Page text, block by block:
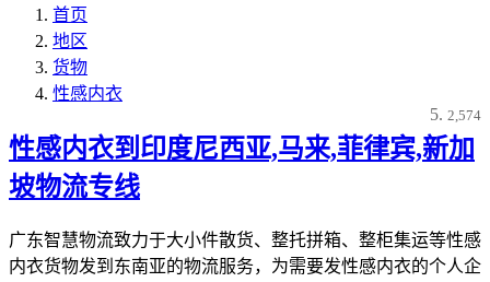
首页
地区
货物
性感内衣
2,574
性感内衣到印度尼西亚,马来,菲律宾,新加
坡物流专线
广东智慧物流致力于大小件散货、整托拼箱、整柜集运等性感
内衣货物发到东南亚的物流服务，为需要发性感内衣的个人企